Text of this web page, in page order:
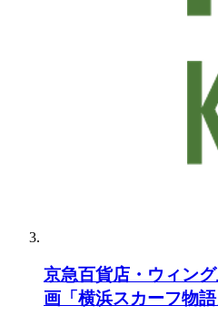
京急百貨店・ウィン
画「横浜スカーフ物